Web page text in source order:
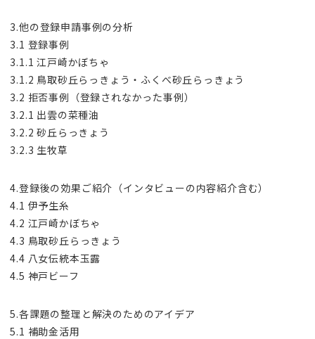
3.他の登録申請事例の分析
3.1 登録事例
3.1.1 江戸崎かぼちゃ
3.1.2 鳥取砂丘らっきょう・ふくべ砂丘らっきょう
3.2 拒否事例（登録されなかった事例）
3.2.1 出雲の菜種油
3.2.2 砂丘らっきょう
3.2.3 生牧草
4.登録後の効果ご紹介（インタビューの内容紹介含む）
4.1 伊予生糸
4.2 江戸崎かぼちゃ
4.3 鳥取砂丘らっきょう
4.4 八女伝統本玉露
4.5 神戸ビーフ
5.各課題の整理と解決のためのアイデア
5.1 補助金活用